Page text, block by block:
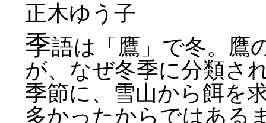
正木ゆう子
季語は「鷹」で冬。鷹
が、なぜ冬季に分類さ
季節に、雪山から餌を
多かったからではある